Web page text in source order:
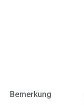
Bemerkung